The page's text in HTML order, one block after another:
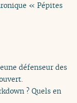
« Pépites
défenseur des
? Quels en